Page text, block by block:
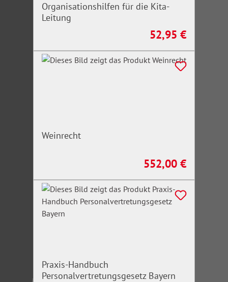
Organisationshilfen für die Kita-
Leitung
Regulärer Preis:
52,95 €
Weinrecht
Regulärer Preis:
552,00 €
Praxis-Handbuch
Personalvertretungsgesetz Bayern